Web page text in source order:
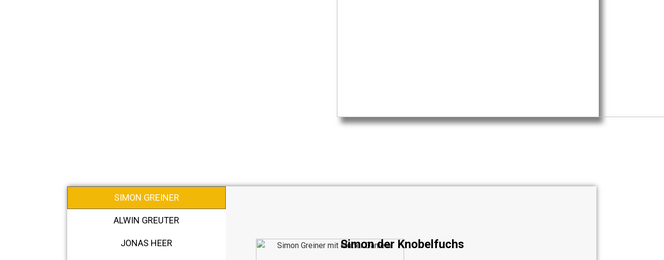
SIMON GREINER
ALWIN GREUTER
JONAS HEER Simon der Knobelfuchs